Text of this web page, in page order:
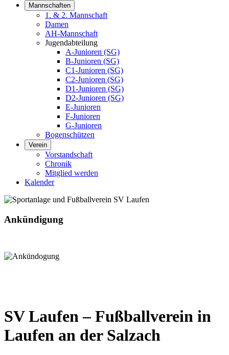
Mannschaften
1. & 2. Mannschaft
Damen
AH-Mannschaft
Jugendabteilung
A-Junioren (SG)
B-Junioren (SG)
C1-Junioren (SG)
C2-Junioren (SG)
D1-Junioren (SG)
D2-Junioren (SG)
E-Junioren
F-Junioren
G-Junioren
Bogenschützen
Verein
Vorstandschaft
Chronik
Mitglied werden
Kalender
Ankündigung
SV Laufen – Fußballverein in
Laufen an der Salzach